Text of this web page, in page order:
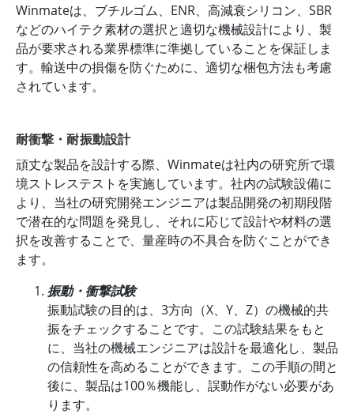
Winmateは、ブチルゴム、ENR、高減衰シリコン、SBR
などのハイテク素材の選択と適切な機械設計により、製
品が要求される業界標準に準拠していることを保証しま
す。輸送中の損傷を防ぐために、適切な梱包方法も考慮
されています。
耐衝撃・耐振動設計
頑丈な製品を設計する際、Winmateは社内の研究所で環
境ストレステストを実施しています。社内の試験設備に
より、当社の研究開発エンジニアは製品開発の初期段階
で潜在的な問題を発見し、それに応じて設計や材料の選
択を改善することで、量産時の不具合を防ぐことができ
ます。
振動・衝撃試験
振動試験の目的は、3方向（X、Y、Z）の機械的共
振をチェックすることです。この試験結果をもと
に、当社の機械エンジニアは設計を最適化し、製品
の信頼性を高めることができます。この手順の間と
後に、製品は100％機能し、誤動作がない必要があ
ります。